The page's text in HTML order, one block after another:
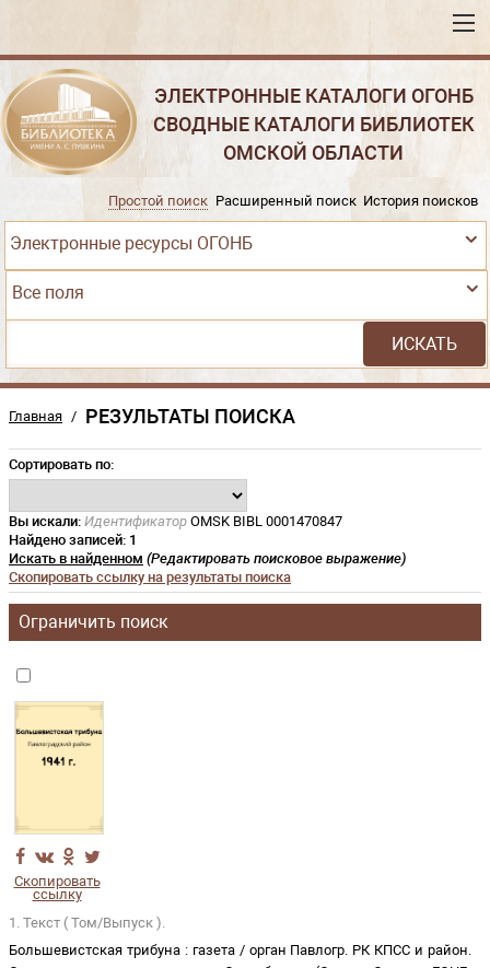
ЭЛЕКТРОННЫЕ КАТАЛОГИ ОГОНБ
СВОДНЫЕ КАТАЛОГИ БИБЛИОТЕК
ОМСКОЙ ОБЛАСТИ
Электронные ресурсы ОГОНБ
Простой поиск Расширенный поиск История поисков
Все поля
Главная / РЕЗУЛЬТАТЫ ПОИСКА
Сортировать по:
Вы искали: Идентификатор OMSK BIBL 0001470847
Найдено записей: 1
Искать в найденном (Редактировать поисковое выражение)
Скопировать ссылку на результаты поиска
Ограничить поиск
Скопировать
ссылку
1. Текст ( Том/Выпуск ).
Большевистская трибуна : газета / орган Павлогр. РК КПСС и район.